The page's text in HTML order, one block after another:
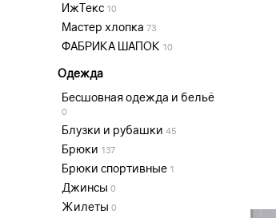
ИжТекс 10
Мастер хлопка 73
ФАБРИКА ШАПОК 10
Одежда
Бесшовная одежда и бельё
0
Блузки и рубашки 45
Брюки 137
Брюки спортивные 1
Джинсы 0
Жилеты 0